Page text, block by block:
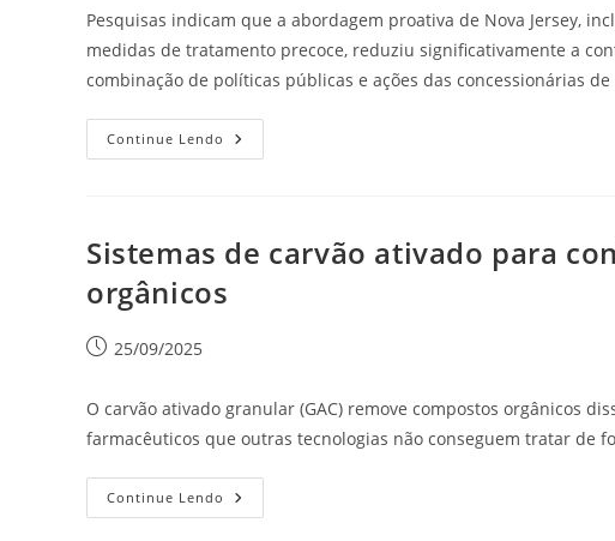
Pesquisas indicam que a abordagem proativa de Nova Jersey,
medidas de tratamento precoce, reduziu significativamente a
combinação de políticas públicas e ações das concessionárias
Continue Lendo
Sistemas de carvão ativado para
orgânicos
25/09/2025
O carvão ativado granular (GAC) remove compostos orgânicos
farmacêuticos que outras tecnologias não conseguem tratar de
Continue Lendo